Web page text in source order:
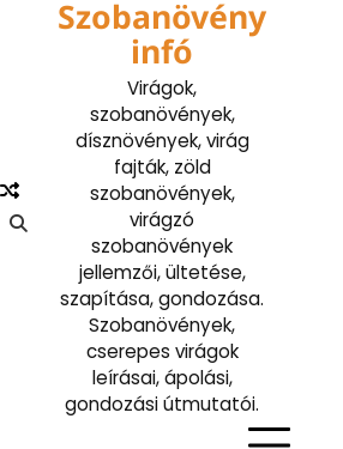
Szobanövény
infó
Virágok,
szobanövények,
dísznövények, virág
fajták, zöld
szobanövények,
virágzó
szobanövények
jellemzői, ültetése,
szapítása, gondozása.
Szobanövények,
cserepes virágok
leírásai, ápolási,
gondozási útmutatói.